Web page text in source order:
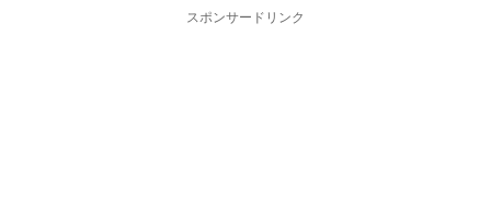
スポンサードリンク